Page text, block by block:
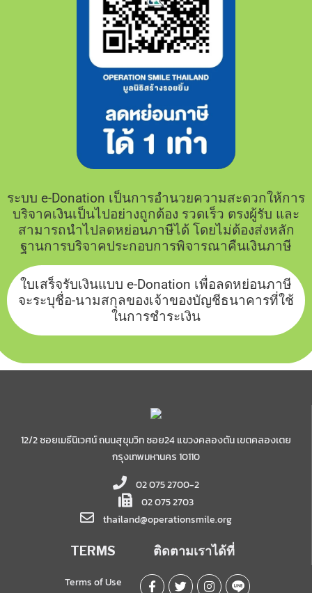
ระบบ e-Donation เป็นการอำนวยความสะดวกให้การ
บริจาคเงินเป็นไปอย่างถูกต้อง รวดเร็ว ตรงผู้รับ และ
สามารถนำไปลดหย่อนภาษีได้ โดยไม่ต้องส่งหลัก
ฐานการบริจาคประกอบการพิจารณาคืนเงินภาษี
ใบเสร็จรับเงินแบบ e-Donation เพื่อลดหย่อนภาษี
จะระบุชื่อ-นามสกุลของเจ้าของบัญชีธนาคารที่ใช้
ในการชำระเงิน
12/2 ซอยเมธีนิเวศน์ ถนนสุขุมวิท ซอย24 แขวงคลองตัน เขตคลองเตย
กรุงเทพมหานคร 10110
02 075 2700-2
02 075 2703
thailand@operationsmile.org
TERMS
Terms of Use
ติดตามเราได้ที่